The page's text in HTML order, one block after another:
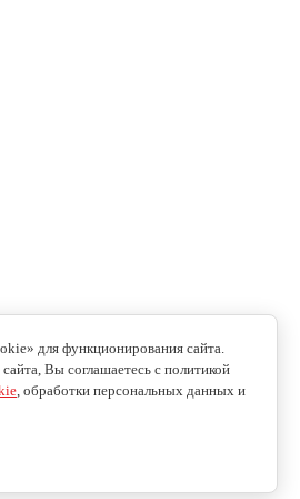
для функционирования сайта.
Вы соглашаетесь с политикой
, обработки персональных данных и